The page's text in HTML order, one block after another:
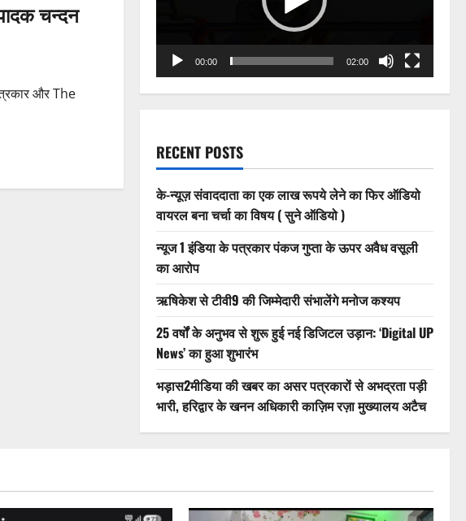
चन्दन
और The
00:00 02:00
RECENT POSTS
के-न्यूज़ संवाददाता का एक लाख रूपये लेने का फिर ऑडियो
वायरल बना चर्चा का विषय ( सुने ऑडियो )
न्यूज 1 इंडिया के पत्रकार पंकज गुप्ता के ऊपर अवैध वसूली
का आरोप
ऋषिकेश से टीवी9 की जिम्मेदारी संभालेंगे मनोज कश्यप
25 वर्षों के अनुभव से शुरू हुई नई डिजिटल उड़ान: ‘Digital UP
News’ का हुआ शुभारंभ
भड़ास2मीडिया की खबर का असर पत्रकारों से अभद्रता पड़ी
भारी, हरिद्वार के खनन अधिकारी काज़िम रज़ा मुख्यालय अटैच